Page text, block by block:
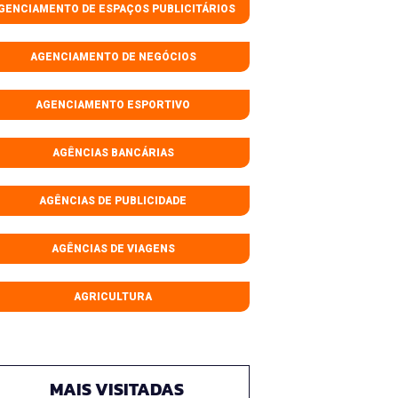
DE ESPAÇOS PUBLICITÁRIOS
AGENCIAMENTO DE NEGÓCIOS
AGENCIAMENTO ESPORTIVO
AGÊNCIAS BANCÁRIAS
AGÊNCIAS DE PUBLICIDADE
AGÊNCIAS DE VIAGENS
AGRICULTURA
MAIS VISITADAS